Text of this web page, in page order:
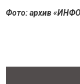
Фото: архив